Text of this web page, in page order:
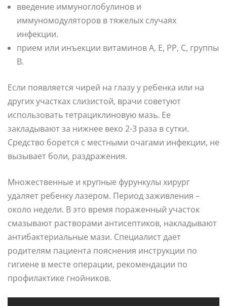
введение иммуноглобулинов и
иммуномодуляторов в тяжелых случаях
инфекции.
прием или инъекции витаминов А, Е, РР, С, группы
В.
Если появляется чирей на глазу у ребенка или на
других участках слизистой, врачи советуют
использовать тетрациклиновую мазь. Ее
закладывают за нижнее веко 2-3 раза в сутки.
Средство борется с местными очагами инфекции, не
вызывает боли, раздражения.
Множественные и крупные фурункулы хирург
удаляет ребенку лазером. Период заживления –
около недели. В это время пораженный участок
смазывают растворами антисептиков, накладывают
антибактериальные мази. Специалист дает
родителям пациента пояснения инструкции по
гигиене в месте операции, рекомендации по
профилактике гнойников.